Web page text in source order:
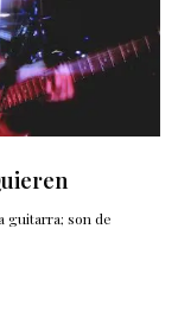
guitarra; son de